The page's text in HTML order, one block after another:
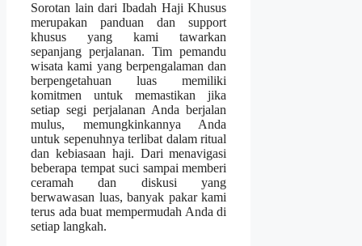
Sorotan lain dari Ibadah Haji Khusus
merupakan panduan dan support
khusus yang kami tawarkan
sepanjang perjalanan. Tim pemandu
wisata kami yang berpengalaman dan
berpengetahuan luas memiliki
komitmen untuk memastikan jika
setiap segi perjalanan Anda berjalan
mulus, memungkinkannya Anda
untuk sepenuhnya terlibat dalam ritual
dan kebiasaan haji. Dari menavigasi
beberapa tempat suci sampai memberi
ceramah dan diskusi yang
berwawasan luas, banyak pakar kami
terus ada buat mempermudah Anda di
setiap langkah.